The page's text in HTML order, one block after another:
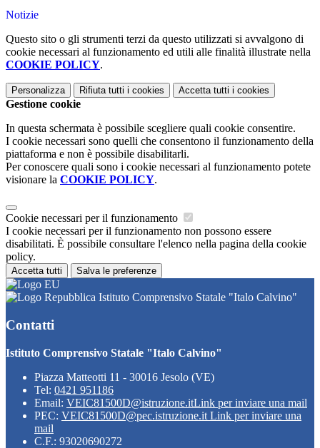
Notizie
Questo sito o gli strumenti terzi da questo utilizzati si avvalgono di
cookie necessari al funzionamento ed utili alle finalità illustrate nella
COOKIE POLICY.
Personalizza Rifiuta tutti i cookies Accetta tutti i cookies
Gestione cookie
In questa schermata è possibile scegliere quali cookie consentire.
I cookie necessari sono quelli che consentono il funzionamento della
piattaforma e non è possibile disabilitarli.
Per conoscere quali sono i cookie necessari al funzionamento potete
visionare la COOKIE POLICY.
Cookie necessari per il funzionamento
I cookie necessari per il funzionamento non possono essere
disabilitati. È possibile consultare l'elenco nella pagina della cookie
policy.
Accetta tutti Salva le preferenze
Istituto Comprensivo Statale "Italo Calvino"
Contatti
Istituto Comprensivo Statale "Italo Calvino"
Piazza Matteotti 11 - 30016 Jesolo (VE)
Tel: 0421 951186
Email: VEIC81500D@istruzione.itLink per inviare una mail
PEC: VEIC81500D@pec.istruzione.it Link per inviare una
mail
C.F.: 93020690272